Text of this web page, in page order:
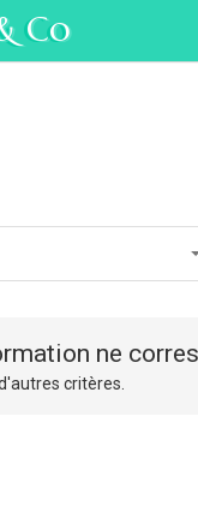
Co
ne
critères.